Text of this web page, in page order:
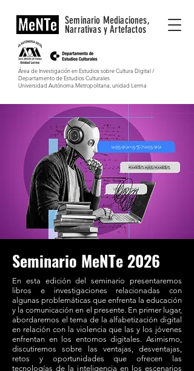
Seminario Mediaciones,
Narrativas y Artefactos
Área de Investigación en Estudios sobre Cultura Digital /
Departamento de Estudios Culturales
Universidad Autónoma Metropolitana, unidad Lerma
Seminario MeNTe 2026
En esta edición del seminario presentaremos
libros e investigaciones relacionadas con
algunas problemáticas que enfrenta la educación
y la comunicación en el presente. En primer lugar,
abordaremos el tema de la alfabetización digital
en relación con la violencia que las y los jóvenes
enfrentan en los entornos digitales. Asimismo,
discutiremos sobre las ventajas, desventajas,
retos y oportunidades que ofrecen las
tecnologías de la inteligencia en los escenarios